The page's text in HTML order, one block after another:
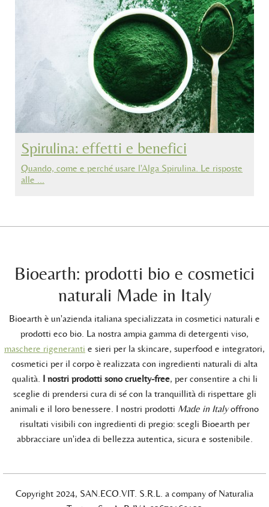
Spirulina: effetti e benefici
Quando, come e perché usare l'Alga Spirulina. Le risposte
alle …
Bioearth: prodotti bio e cosmetici
naturali Made in Italy
Bioearth è un'azienda italiana specializzata in cosmetici naturali e
prodotti eco bio. La nostra ampia gamma di detergenti viso,
maschere rigeneranti e sieri per la skincare, superfood e integratori,
cosmetici per il corpo è realizzata con ingredienti naturali di alta
qualità. I nostri prodotti sono cruelty-free, per consentire a chi li
sceglie di prendersi cura di sé con la tranquillità di rispettare gli
animali e il loro benessere. I nostri prodotti Made in Italyoffrono
risultati visibili con ingredienti di pregio: scegli Bioearth per
abbracciare un'idea di bellezza autentica, sicura e sostenibile.
Copyright 2024, SAN.ECO.VIT. S.R.L. a company of Naturalia